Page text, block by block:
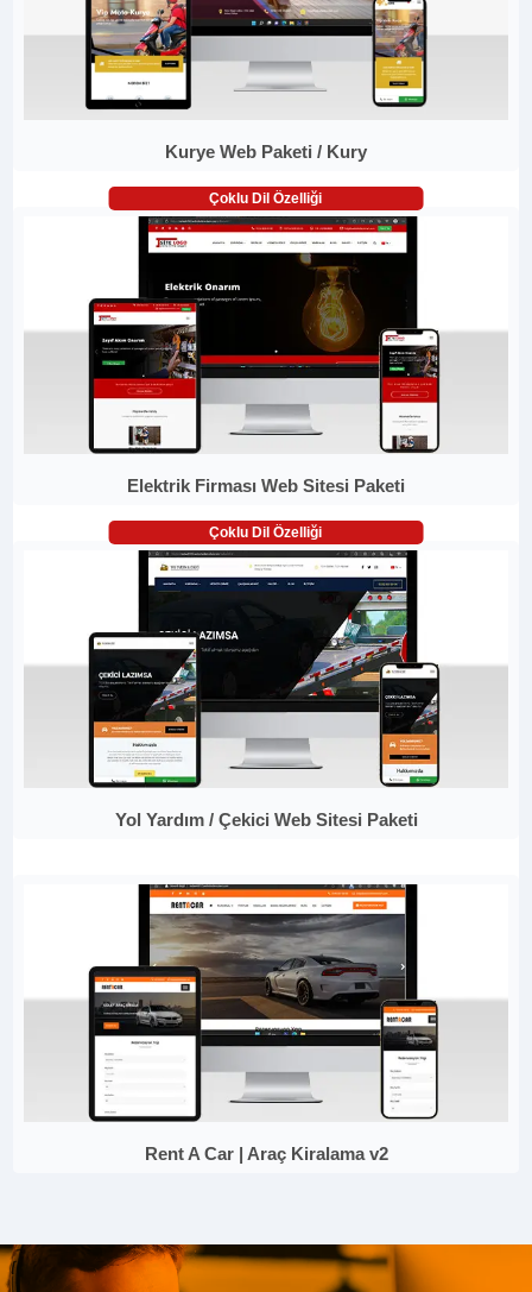
Kurye Web Paketi / Kury
Çoklu Dil Özelliği
Elektrik Firması Web Sitesi Paketi
Çoklu Dil Özelliği
Yol Yardım / Çekici Web Sitesi Paketi
Rent A Car | Araç Kiralama v2